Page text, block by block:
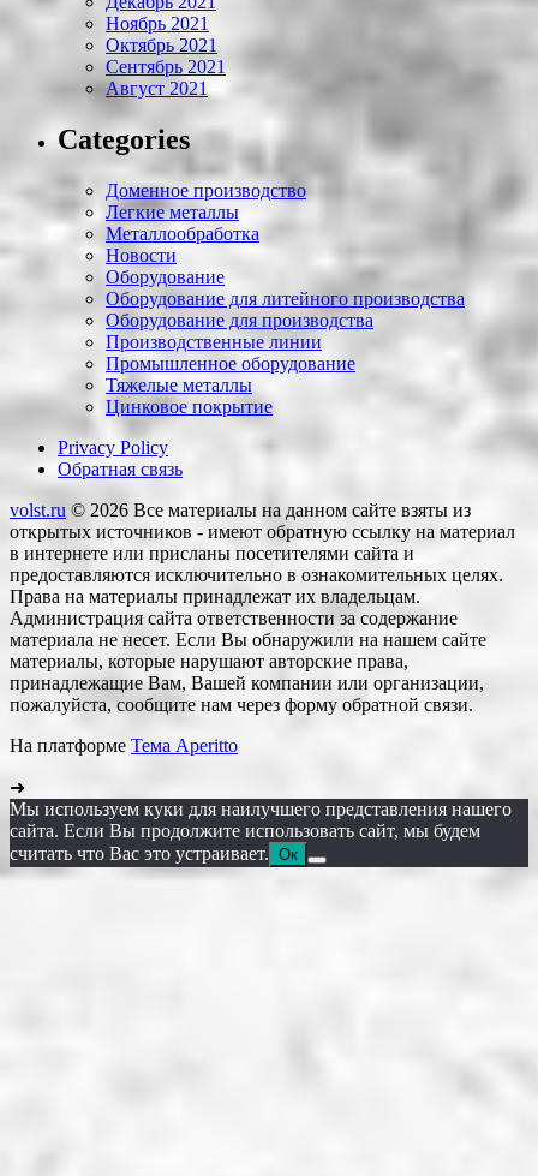
Ноябрь 2021
Октябрь 2021
Сентябрь 2021
Август 2021
Categories
Доменное производство
Легкие металлы
Металлообработка
Новости
Оборудование
Оборудование для литейного производства
Оборудование для производства
Производственные линии
Промышленное оборудование
Тяжелые металлы
Цинковое покрытие
Privacy Policy
Обратная связь
volst.ru © 2026 Все материалы на данном сайте взяты из
открытых источников - имеют обратную ссылку на материал
в интернете или присланы посетителями сайта и
предоставляются исключительно в ознакомительных целях.
Права на материалы принадлежат их владельцам.
Администрация сайта ответственности за содержание
материала не несет. Если Вы обнаружили на нашем сайте
материалы, которые нарушают авторские права,
принадлежащие Вам, Вашей компании или организации,
пожалуйста, сообщите нам через форму обратной связи.
На платформе Тема Aperitto
➜
Мы используем куки для наилучшего представления нашего
сайта. Если Вы продолжите использовать сайт, мы будем
считать что Вас это устраивает. Ок